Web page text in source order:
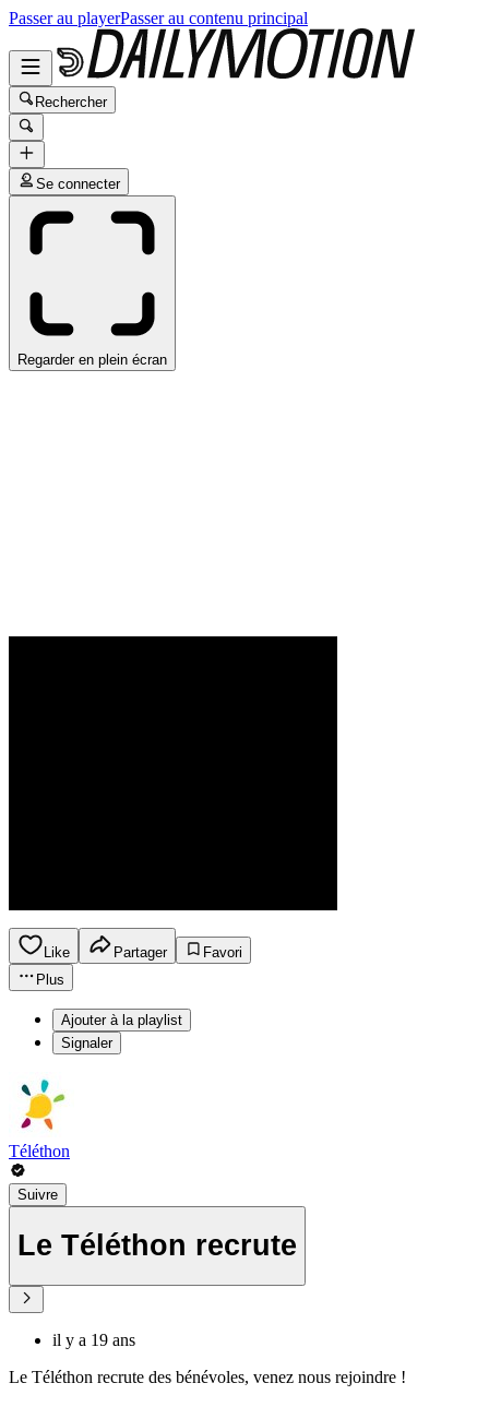
Passer au playerPasser au contenu principal
Rechercher
Se connecter
Regarder en plein écran
Like Partager
Favori
Plus
Ajouter à la playlist
Signaler
Téléthon
Suivre
Le Téléthon recrute
il y a 19 ans
Le Téléthon recrute des bénévoles, venez nous rejoindre !